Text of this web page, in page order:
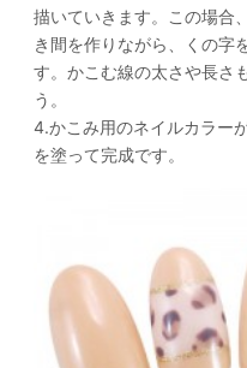
描いていきます。この場合
き間を作りながら、くの字
す。かこむ線の太さや長さ
う。
4.かこみ用のネイルカラー
を塗って完成です。